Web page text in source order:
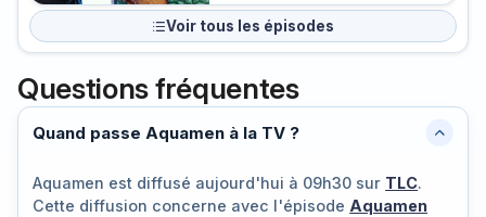
Voir tous les épisodes
Questions fréquentes
Quand passe Aquamen à la TV ?
Aquamen est diffusé aujourd'hui à 09h30 sur TLC.
Cette diffusion concerne avec l'épisode Aquamen